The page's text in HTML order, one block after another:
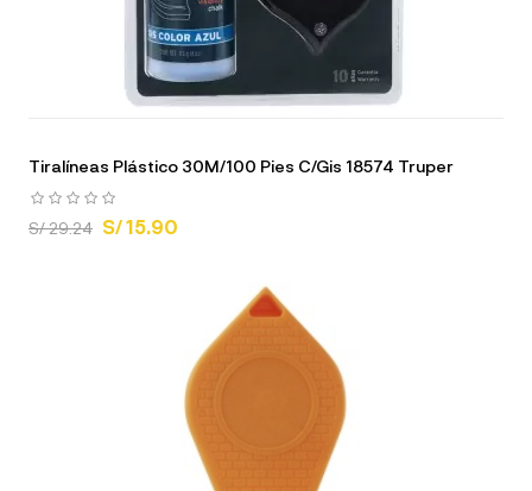
Tiralíneas Plástico 30M/100 Pies C/Gis 18574 Truper
S/ 29.24 S/ 15.90